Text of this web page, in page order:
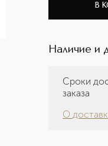
В
Наличие и
Сроки
заказа
О